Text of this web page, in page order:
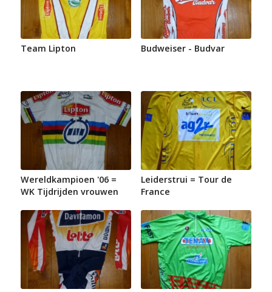
Team Lipton Budweiser - Budvar
Wereldkampioen '06 =
WK Tijdrijden vrouwen
Leiderstrui = Tour de
France